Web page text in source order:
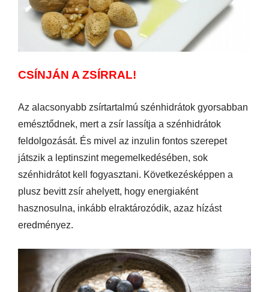
CSÍNJÁN A ZSÍRRAL!
Az alacsonyabb zsírtartalmú szénhidrátok gyorsabban
emésztődnek, mert a zsír lassítja a szénhidrátok
feldolgozását. És mivel az inzulin fontos szerepet
játszik a leptinszint megemelkedésében, sok
szénhidrátot kell fogyasztani. Következésképpen a
plusz bevitt zsír ahelyett, hogy energiaként
hasznosulna, inkább elraktározódik, azaz hízást
eredményez.